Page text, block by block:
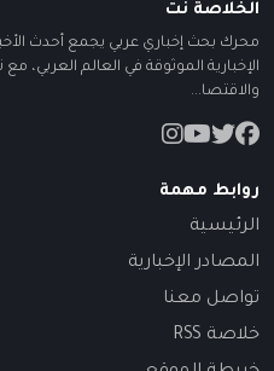
الخلاصة نت
محرك بحث إخباري عربي يجمع أحدث
الإخبارية الموثوقة في العالم العربي،
والاقتصا...
روابط مهمة
الرئيسية
المصادر الإخبارية
تواصل معنا
خلاصة RSS